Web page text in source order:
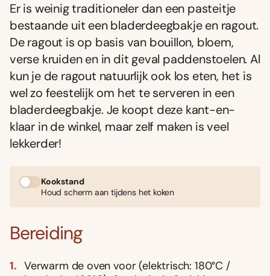
Er is weinig traditioneler dan een pasteitje
bestaande uit een bladerdeegbakje en ragout.
De ragout is op basis van bouillon, bloem,
verse kruiden en in dit geval paddenstoelen. Al
kun je de ragout natuurlijk ook los eten, het is
wel zo feestelijk om het te serveren in een
bladerdeegbakje. Je koopt deze kant-en-
klaar in de winkel, maar zelf maken is veel
lekkerder!
Kookstand
Houd scherm aan tijdens het koken
Bereiding
Verwarm de oven voor (elektrisch: 180°C /